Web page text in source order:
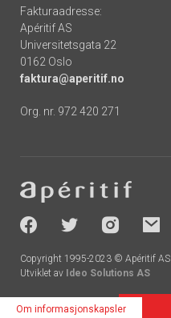
Fakturaadresse:
Apéritif AS
Universitetsgata 22
0162 Oslo
faktura@aperitif.no
Org. nr. 972 420 271
-
socials
Copyright 1995-2023 © Apéritif AS
Utviklet av Ideo Solutions AS
Om informasjonskapsler